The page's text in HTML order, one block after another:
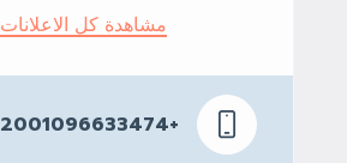
مشاهدة كل الاعلانات
+2001096633474